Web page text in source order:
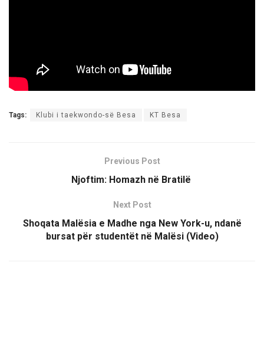
Tags: Klubi i taekwondo-së Besa KT Besa
Previous Post
Njoftim: Homazh në Bratilë
Next Post
Shoqata Malësia e Madhe nga New York-u, ndanë
bursat për studentët në Malësi (Video)